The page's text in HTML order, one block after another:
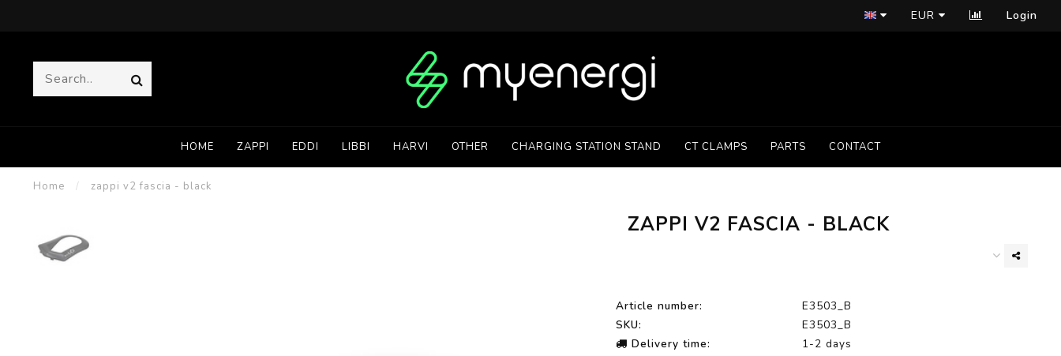
EUR Login
HOME ZAPPI EDDI LIBBI HARVI OTHER CHARGING STATION STAND CT CLAMPS PARTS CONTACT
Home / zappi v2 fascia - black
ZAPPI V2 FASCIA - BLACK
Article number:
E3503_B
SKU:
E3503_B
Delivery time:
1-2 days